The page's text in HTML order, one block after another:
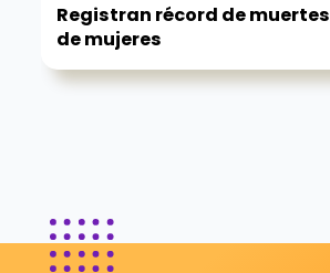
Registran récord de muertes
de mujeres